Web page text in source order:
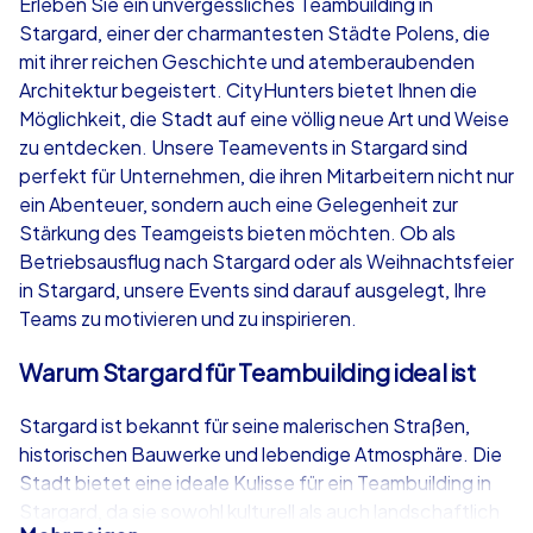
ab €49,99
iPad Tour
Stargard
1,5-3,0 h 15-1,000
ab €49,99
Krimi iPad
Stargard
1,5-3,0 h
Stargard, einer der charmantesten Städte Polens, die
mit ihrer reichen Geschichte und atemberaubenden
Architektur begeistert. CityHunters bietet Ihnen die
Möglichkeit, die Stadt auf eine völlig neue Art und Weise
zu entdecken. Unsere Teamevents in Stargard sind
perfekt für Unternehmen, die ihren Mitarbeitern nicht nur
ein Abenteuer, sondern auch eine Gelegenheit zur
Stärkung des Teamgeists bieten möchten. Ob als
Betriebsausflug nach Stargard oder als Weihnachtsfeier
in Stargard, unsere Events sind darauf ausgelegt, Ihre
Teams zu motivieren und zu inspirieren.
Warum Stargard für Teambuilding ideal ist
Stargard ist bekannt für seine malerischen Straßen,
historischen Bauwerke und lebendige Atmosphäre. Die
Stadt bietet eine ideale Kulisse für ein Teambuilding in
Stargard, da sie sowohl kulturell als auch landschaftlich